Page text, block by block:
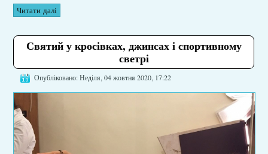
Читати далі
Святий у кросівках, джинсах і спортивному
светрі
Опубліковано: Неділя, 04 жовтня 2020, 17:22